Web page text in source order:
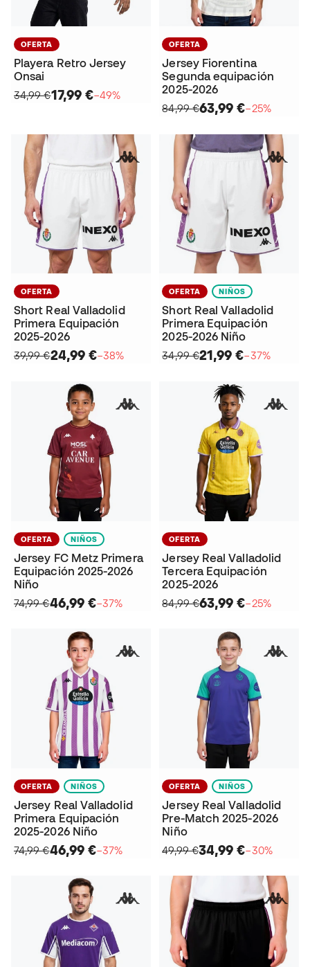
OFERTA
Playera Retro Jersey
Onsai
34,99 €17,99 €−49%
OFERTA
Jersey Fiorentina
Segunda equipación
2025-2026
84,99 €63,99 €−25%
OFERTA
Short Real Valladolid
Primera Equipación
2025-2026
39,99 €24,99 €−38%
OFERTA NIÑOS
Short Real Valladolid
Primera Equipación
2025-2026 Niño
34,99 €21,99 €−37%
OFERTA NIÑOS
Jersey FC Metz Primera
Equipación 2025-2026
Niño
74,99 €46,99 €−37%
OFERTA
Jersey Real Valladolid
Tercera Equipación
2025-2026
84,99 €63,99 €−25%
OFERTA NIÑOS
Jersey Real Valladolid
Primera Equipación
2025-2026 Niño
74,99 €46,99 €−37%
OFERTA NIÑOS
Jersey Real Valladolid
Pre-Match 2025-2026
Niño
49,99 €34,99 €−30%